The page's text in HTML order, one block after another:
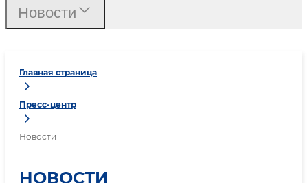
Главная страница
Пресс-центр
Новости
НОВОСТИ
Новости